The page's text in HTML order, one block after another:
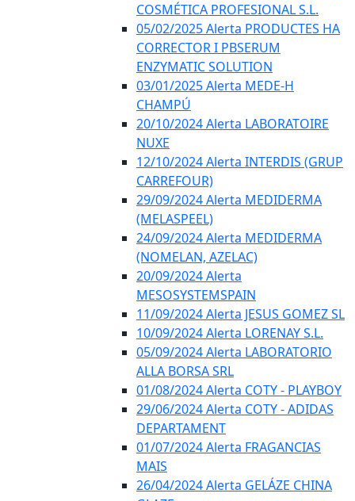
COSMÉTICA PROFESIONAL S.L.
05/02/2025 Alerta PRODUCTES HA
CORRECTOR I PBSERUM
ENZYMATIC SOLUTION
03/01/2025 Alerta MEDE-H
CHAMPÚ
20/10/2024 Alerta LABORATOIRE
NUXE
12/10/2024 Alerta INTERDIS (GRUP
CARREFOUR)
29/09/2024 Alerta MEDIDERMA
(MELASPEEL)
24/09/2024 Alerta MEDIDERMA
(NOMELAN, AZELAC)
20/09/2024 Alerta
MESOSYSTEMSPAIN
11/09/2024 Alerta JESUS GOMEZ SL
10/09/2024 Alerta LORENAY S.L.
05/09/2024 Alerta LABORATORIO
ALLA BORSA SRL
01/08/2024 Alerta COTY - PLAYBOY
29/06/2024 Alerta COTY - ADIDAS
DEPARTAMENT
01/07/2024 Alerta FRAGANCIAS
MAIS
26/04/2024 Alerta GELÁZE CHINA